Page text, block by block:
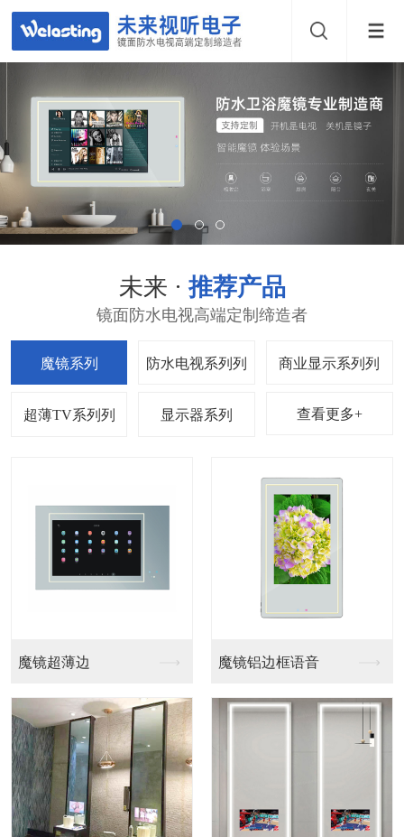
未来 · 推荐产品
镜面防水电视高端定制缔造者
魔镜系列 防水电视系列 商业显示系列
超薄TV系列 显示器系列 查看更多+
魔镜超薄边 魔镜铝边框语音